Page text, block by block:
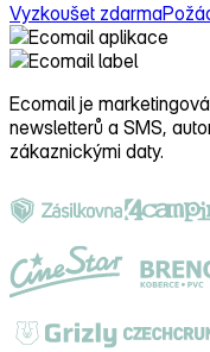
Vyzkoušet zdarma
Ecomail je
newsletterů a SMS,
zákaznickými daty.